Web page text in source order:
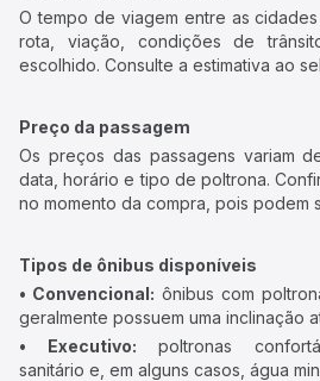
O tempo de viagem entre as
rota, viação, condições de
escolhido. Consulte a estimativa ao
Preço da passagem
Os preços das passagens variam
data, horário e tipo de poltrona.
no momento da compra, pois podem
Tipos de ônibus disponíveis
• Convencional: ônibus com
geralmente possuem uma inclinação
• Executivo: poltronas
sanitário e, em alguns casos, água